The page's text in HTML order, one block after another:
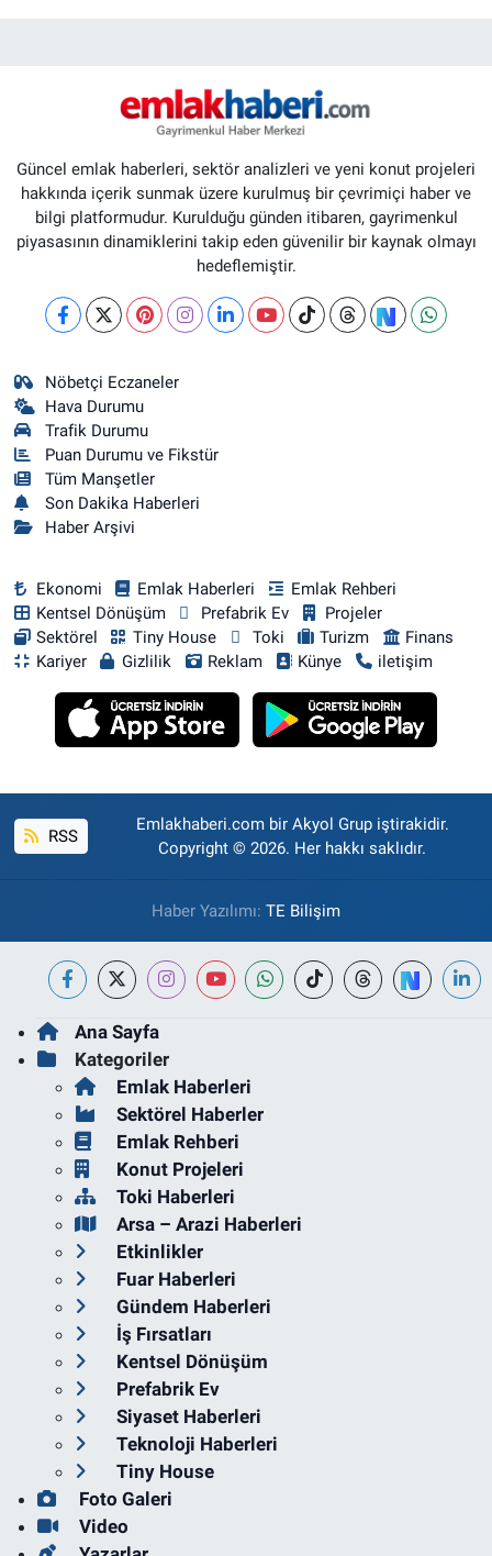
Güncel emlak haberleri, sektör analizleri ve yeni konut projeleri
hakkında içerik sunmak üzere kurulmuş bir çevrimiçi haber ve
bilgi platformudur. Kurulduğu günden itibaren, gayrimenkul
piyasasının dinamiklerini takip eden güvenilir bir kaynak olmayı
hedeflemiştir.
Nöbetçi Eczaneler
Hava Durumu
Trafik Durumu
Puan Durumu ve Fikstür
Tüm Manşetler
Son Dakika Haberleri
Haber Arşivi
Ekonomi Emlak Haberleri
Emlak Rehberi
Kentsel Dönüşüm
Prefabrik Ev
Projeler
Sektörel
Tiny House Toki Turizm
Finans
Kariyer
Gizlilik Reklam Künye iletişim
RSS
Emlakhaberi.com bir Akyol Grup iştirakidir.
Copyright © 2026. Her hakkı saklıdır.
Haber Yazılımı: TE Bilişim
Ana Sayfa
Kategoriler
Emlak Haberleri
Sektörel Haberler
Emlak Rehberi
Konut Projeleri
Toki Haberleri
Arsa – Arazi Haberleri
Etkinlikler
Fuar Haberleri
Gündem Haberleri
İş Fırsatları
Kentsel Dönüşüm
Prefabrik Ev
Siyaset Haberleri
Teknoloji Haberleri
Tiny House
Foto Galeri
Video